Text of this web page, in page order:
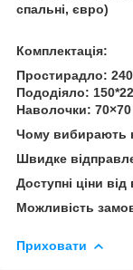
спальні, євро)
Комплектація:
Простирадло:
Пододіяло:
Наволочки:
Чому вибирають
Швидке
Доступні ціни
Можливість
Приховати